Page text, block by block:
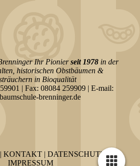
Ihr Pionierseit 1978 in der
historischen Obstbäumen &
in Bioqualität
| Fax: 08084 259909 | E-mail:
brenninger.de
| KONTAKT | DATEN­SCHUTZ |
IMPRESSUM